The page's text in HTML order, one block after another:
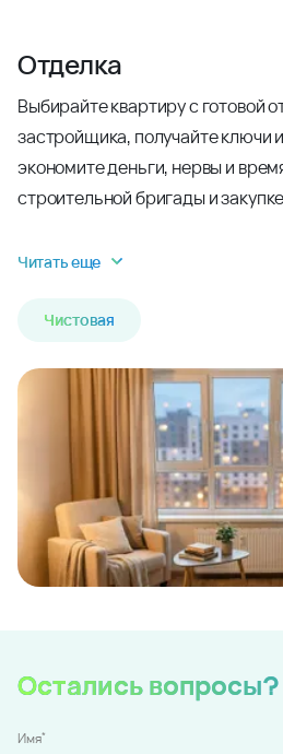
Отделка
Выбирайте квартиру с готовой
застройщика, получайте ключи
экономите деньги, нервы и
строительной бригады и
Читать еще
Чистовая
Остались вопросы?
Имя*